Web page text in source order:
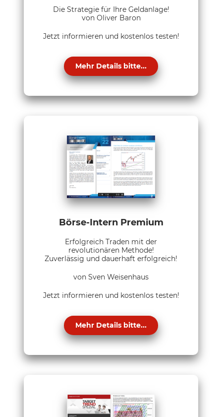
Die Strategie für Ihre Geldanlage!
von Oliver Baron
Jetzt informieren und kostenlos testen!
Mehr Details bitte...
Börse-Intern Premium
Erfolgreich Traden mit der
revolutionären Methode!
Zuverlässig und dauerhaft erfolgreich!
von Sven Weisenhaus
Jetzt informieren und kostenlos testen!
Mehr Details bitte...